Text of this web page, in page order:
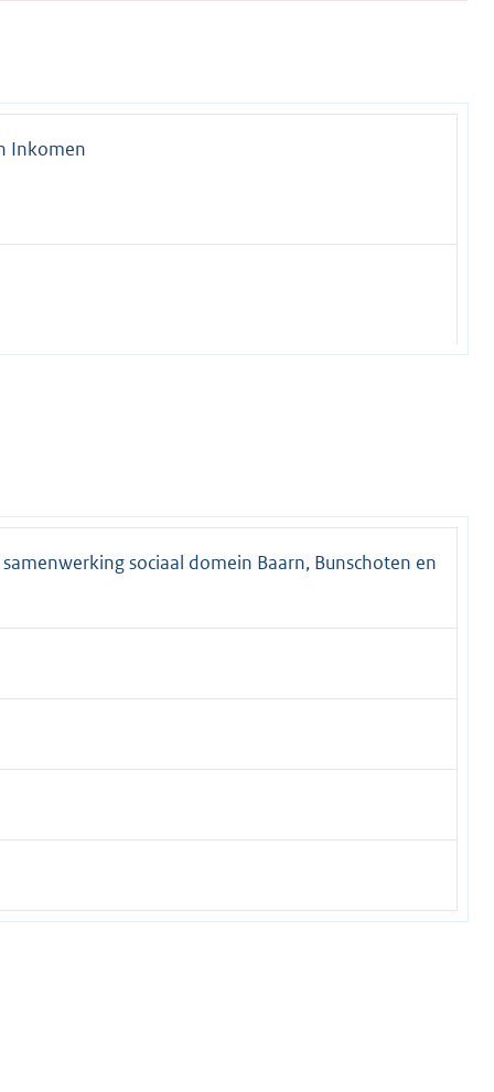
Inkomen
sociaal domein Baarn, Bunschoten en